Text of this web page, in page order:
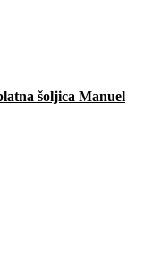
šoljica Manuel